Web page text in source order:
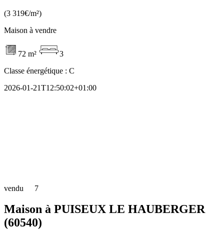
(3 319€/m²)
Maison à vendre
72 m²
3
Classe énergétique : C
2026-01-21T12:50:02+01:00
vendu 7
Maison à PUISEUX LE HAUBERGER
(60540)